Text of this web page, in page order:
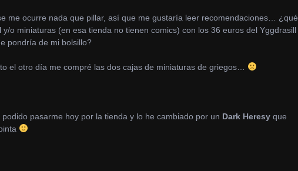
me ocurre nada que pillar, así que me gustaría leer recomendaciones… ¿qué
o miniaturas (en esa tienda no tienen comics) con los 36 euros del Yggdrasill
pondría de mi bolsillo?
el otro día me compré las dos cajas de miniaturas de griegos…
podido pasarme hoy por la tienda y lo he cambiado por un Dark Heresy que